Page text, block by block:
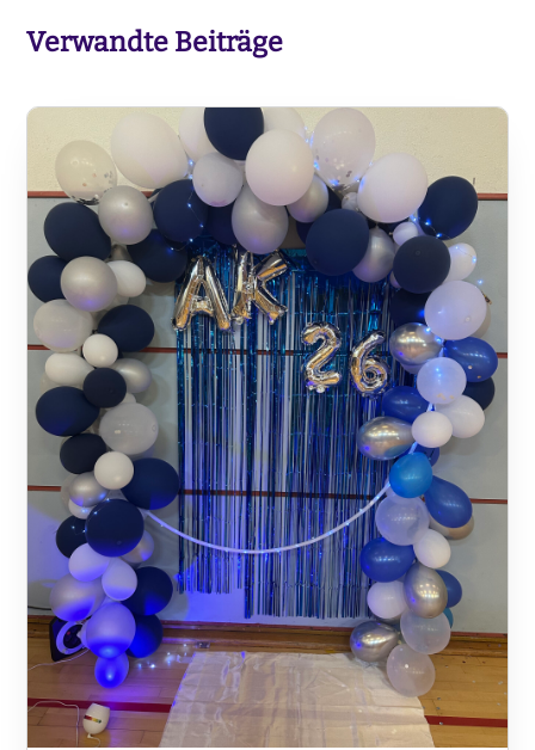
Verwandte Beiträge